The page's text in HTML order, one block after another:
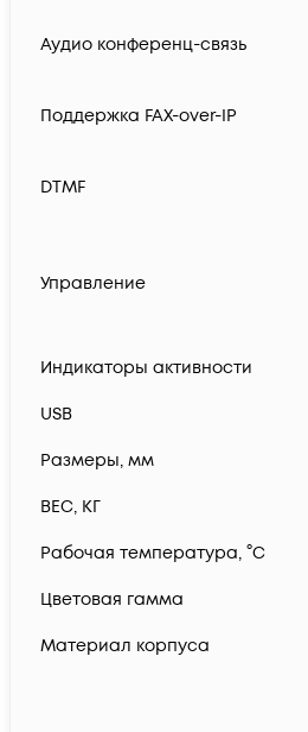
Аудио конференц-связь
Поддержка FAX-over-IP
DTMF
Управление
Индикаторы активности
USB
Размеры, мм
ВЕС, КГ
Рабочая температура, °C
Цветовая гамма
Материал корпуса